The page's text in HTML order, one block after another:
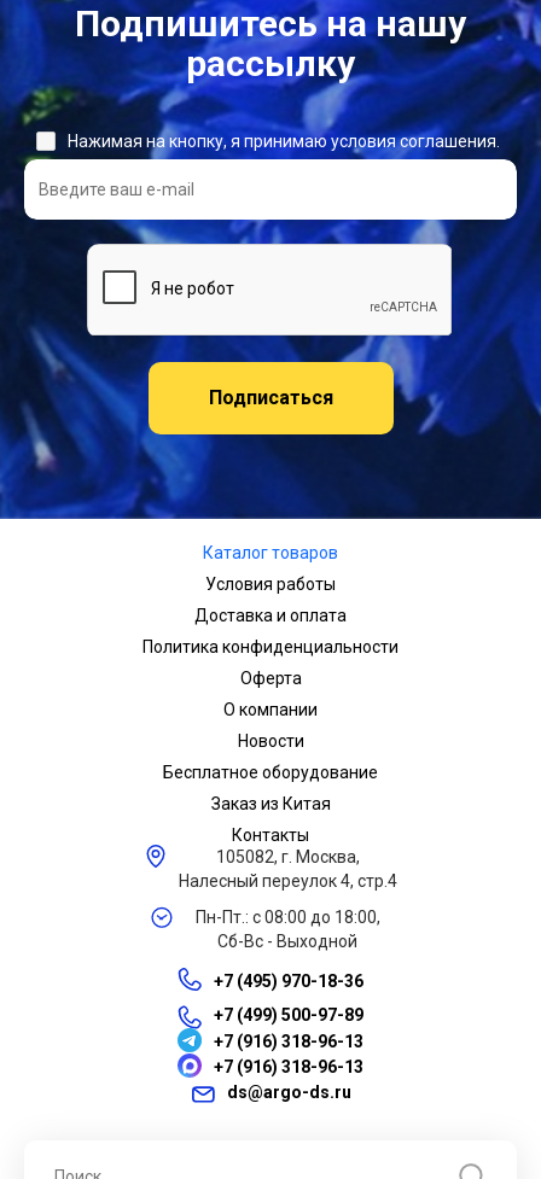
Подпишитесь на нашу
рассылку
Подписаться
Нажимая на кнопку, я принимаю условия соглашения.
Каталог товаров
Условия работы
Доставка и оплата
Политика конфиденциальности
Оферта
О компании
Новости
Бесплатное оборудование
Заказ из Китая
Контакты
105082, г. Москва,
Налесный переулок 4, стр.4
Пн-Пт.: с 08:00 до 18:00,
Сб-Вс - Выходной
+7 (495) 970-18-36
+7 (499) 500-97-89
+7 (916) 318-96-13
+7 (916) 318-96-13
ds@argo-ds.ru